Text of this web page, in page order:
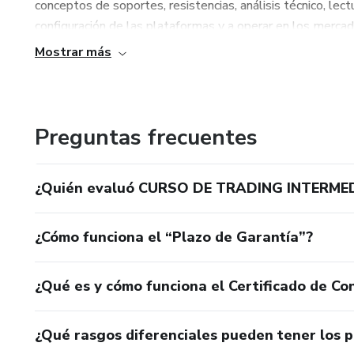
conceptos de soportes, resistencias, análisis técnico,
configuración de las plataformas y a operar en los
🫰Generando grandes resultados a corto y mediano
y token apalancado.
🌎Ayudando a muchas personas de forma virtual y
Mostrar más
Preguntas frecuentes
¿Quién evaluó CURSO DE TRADING
¿Cómo funciona el “Plazo de Garantía”?
¿Qué es y cómo funciona el Certificado de
¿Qué rasgos diferenciales pueden tener los